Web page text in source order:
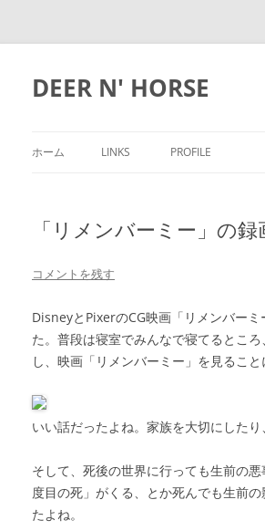
DEER N' HORSE
ホーム LINKS PROFILE
「リメンバーミー」の
コメントを残す
DisneyとPixerのCG映画「リメンバー
た。普段は寝室でみんなで寝てるとこ
し、映画「リメンバーミー」を見るこ
いい話だったよね。家族を大切にした
そして、死後の世界に行っても生前の
度目の死」がくる、とか死んでも生前
たよね。